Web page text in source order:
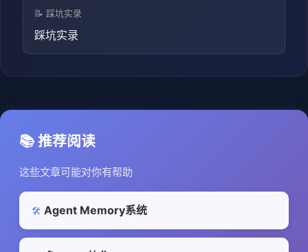
📝 踩坑实录
踩坑实录
📚 推荐阅读
这些文章可能对你有帮助
🛠️ Agent Memory系统